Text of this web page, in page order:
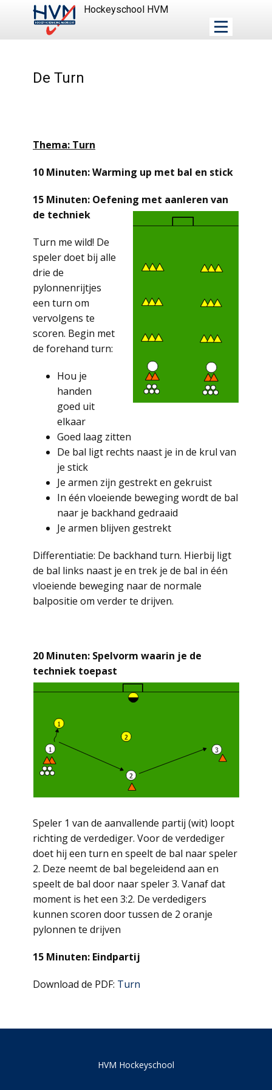
Hockeyschool HVM
De Turn
Thema: Turn
10 Minuten: Warming up met bal en stick
15 Minuten: Oefening met aanleren van
de techniek
Turn me wild! De
speler doet bij alle
drie de
pylonnenrijtjes
een turn om
vervolgens te
scoren. Begin met
de forehand turn:
Hou je
handen
goed uit
elkaar
Goed laag zitten
De bal ligt rechts naast je in de krul van
je stick
Je armen zijn gestrekt en gekruist
In één vloeiende beweging wordt de bal
naar je backhand gedraaid
Je armen blijven gestrekt
Differentiatie: De backhand turn. Hierbij ligt
de bal links naast je en trek je de bal in één
vloeiende beweging naar de normale
balpositie om verder te drijven.
20 Minuten: Spelvorm waarin je de
techniek toepast
Speler 1 van de aanvallende partij (wit) loopt
richting de verdediger. Voor de verdediger
doet hij een turn en speelt de bal naar speler
2. Deze neemt de bal begeleidend aan en
speelt de bal door naar speler 3. Vanaf dat
moment is het een 3:2. De verdedigers
kunnen scoren door tussen de 2 oranje
pylonnen te drijven
15 Minuten: Eindpartij
Download de PDF: Turn
HVM Hockeyschool